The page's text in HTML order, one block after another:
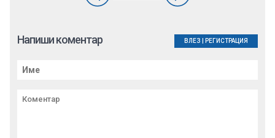
Напиши коментар ВЛЕЗ РЕГИСТРАЦИЯ